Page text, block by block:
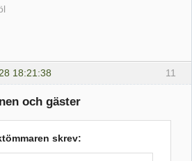
11
18:21:38
och gäster
skrev: